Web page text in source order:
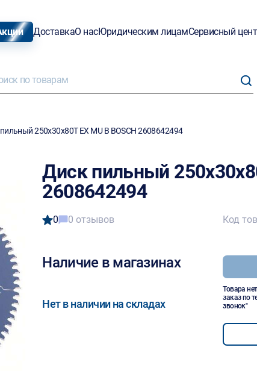
ДоставкаО насЮридическим лицамСервисный
250х30х80Т EX MU B BOSCH 2608642494
Диск пильный
2608642494
0 0 отзывов
Наличие в магазинах
Нет в наличии на складах
Код
Товара
заказ по
звонок"